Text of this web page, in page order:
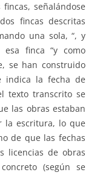
señalándose
fincas descritas
una sola, “, y
finca “y como
se han construido
indica la fecha de
texto transcrito se
las obras estaban
la escritura, lo que
de que las fechas
licencias de obras
(según se